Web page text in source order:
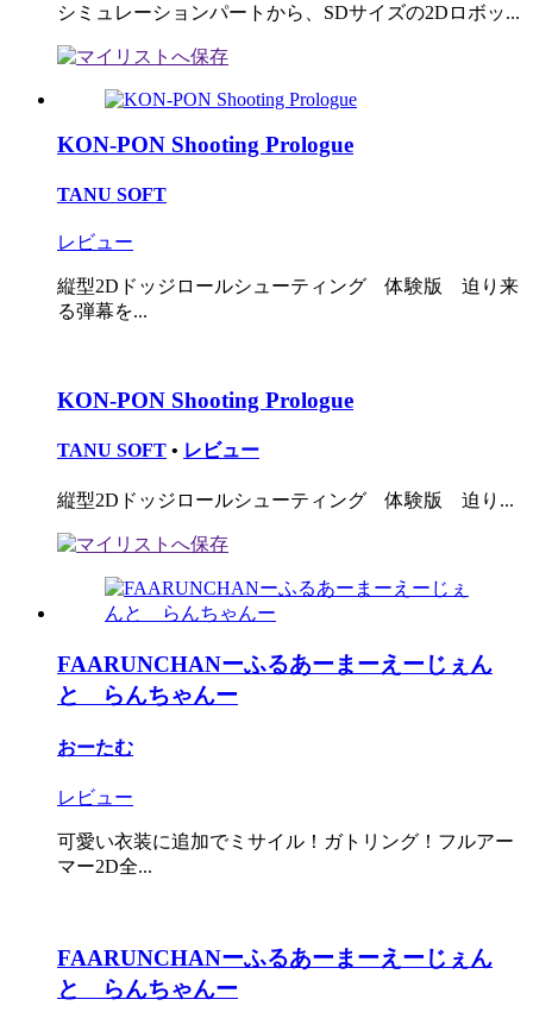
シミュレーションパートから、SDサイズの2Dロボッ...
KON-PON Shooting Prologue
TANU SOFT
レビュー
縦型2Dドッジロールシューティング 体験版 迫り来
る弾幕を...
KON-PON Shooting Prologue
TANU SOFT • レビュー
縦型2Dドッジロールシューティング 体験版 迫り...
FAARUNCHANーふるあーまーえーじぇん
と らんちゃんー
おーたむ
レビュー
可愛い衣装に追加でミサイル！ガトリング！フルアー
マー2D全...
FAARUNCHANーふるあーまーえーじぇん
と らんちゃんー